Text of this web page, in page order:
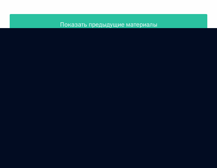
Показать предыдущие материалы